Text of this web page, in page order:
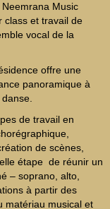
Music
class et travail de
vocal de la
offre une
panoramique à
de travail en
de scènes,
étape de réunir un
– soprano, alto,
à partir des
matériau musical et